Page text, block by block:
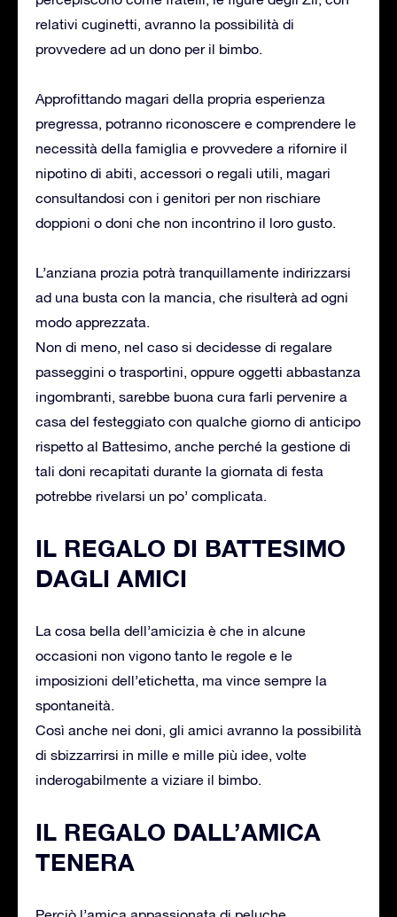
relativi cuginetti, avranno la possibilità di
provvedere ad un dono per il bimbo.
Approfittando magari della propria esperienza
pregressa, potranno riconoscere e comprendere le
necessità della famiglia e provvedere a rifornire il
nipotino di abiti, accessori o regali utili, magari
consultandosi con i genitori per non rischiare
doppioni o doni che non incontrino il loro gusto.
L’anziana prozia potrà tranquillamente indirizzarsi
ad una busta con la mancia, che risulterà ad ogni
modo apprezzata.
Non di meno, nel caso si decidesse di regalare
passeggini o trasportini, oppure oggetti abbastanza
ingombranti, sarebbe buona cura farli pervenire a
casa del festeggiato con qualche giorno di anticipo
rispetto al Battesimo, anche perché la gestione di
tali doni recapitati durante la giornata di festa
potrebbe rivelarsi un po’ complicata.
IL REGALO DI BATTESIMO
DAGLI AMICI
La cosa bella dell’amicizia è che in alcune
occasioni non vigono tanto le regole e le
imposizioni dell’etichetta, ma vince sempre la
spontaneità.
Così anche nei doni, gli amici avranno la possibilità
di sbizzarrirsi in mille e mille più idee, volte
inderogabilmente a viziare il bimbo.
IL REGALO DALL’AMICA
TENERA